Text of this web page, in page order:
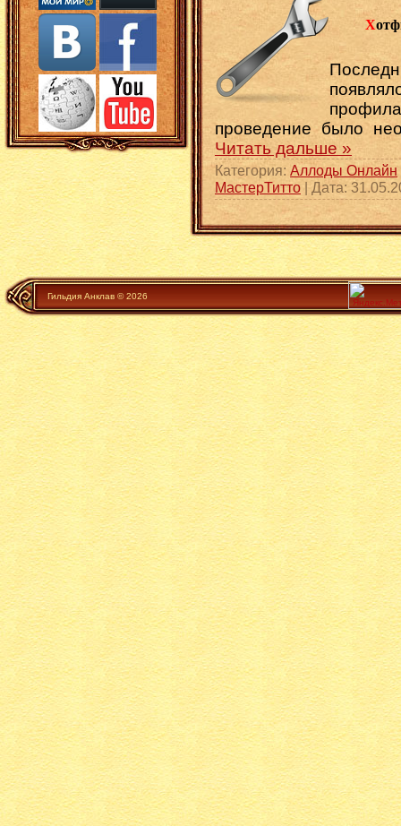
Х
проведение было
Читать дальше »
Категория: Аллоды Онлайн
МастерТитто | Дата:
Гильдия Анклав © 2026